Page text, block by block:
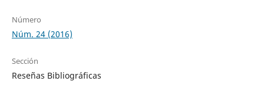
Número
Núm. 24 (2016)
Sección
Reseñas Bibliográficas